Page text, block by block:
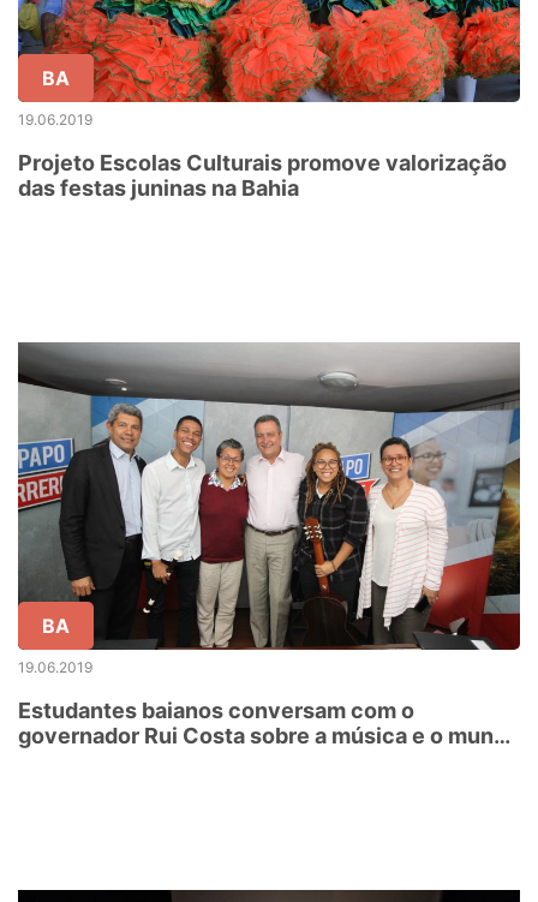
BA
19.06.2019
Projeto Escolas Culturais promove valorização
das festas juninas na Bahia
BA
19.06.2019
Estudantes baianos conversam com o
governador Rui Costa sobre a música e o mundo